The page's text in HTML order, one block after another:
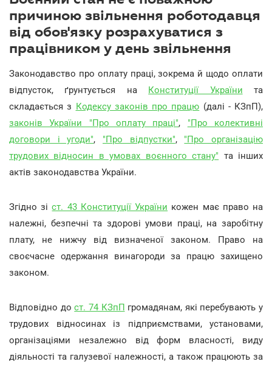
причиною звільнення роботодавця
від обов'язку розрахуватися з
працівником у день звільнення
Законодавство про оплату праці, зокрема й щодо оплати
відпусток, ґрунтується на Конституції України та
складається з Кодексу законів про працю (далі - КЗпП),
законів України "Про оплату праці", "Про колективні
договори і угоди", "Про відпустки", "Про організацію
трудових відносин в умовах воєнного стану" та інших
актів законодавства України.
Згідно зіст. 43 Конституції України кожен має право на
належні, безпечні та здорові умови праці, на заробітну
плату, не нижчу від визначеної законом. Право на
своєчасне одержання винагороди за працю захищено
законом.
Відповідно дост. 74 КЗпП громадянам, які перебувають у
трудових відносинах із підприємствами, установами,
організаціями незалежно від форм власності, виду
діяльності та галузевої належності, а також працюють за